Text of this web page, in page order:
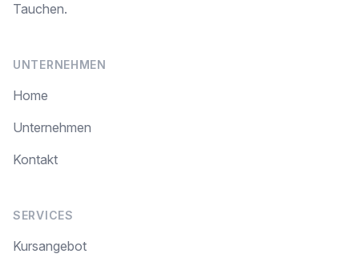
Tauchen.
UNTERNEHMEN
Home
Unternehmen
Kontakt
SERVICES
Kursangebot